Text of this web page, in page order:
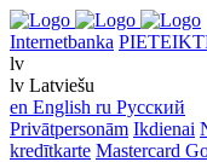
Internetbanka
lv
lv Latviešu
en English ru Русский
Privātpersonām Ikdienai
kredītkarte Mastercard